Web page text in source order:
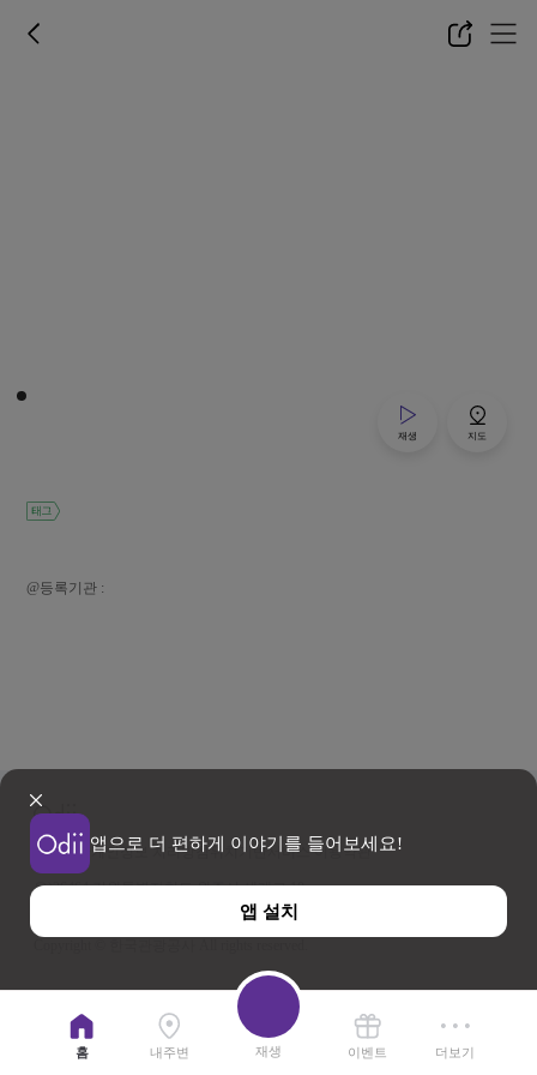
앱으로 더 편하게 이야기를 들어보세요!
앱 설치
재생 지도
태그
@등록기관 :
이용약관 개인정보 처리방침위치기반서비스 이용약관
우)26464 강원특별자치도 원주시 세계로 10
사업자등록번호 202-81-50707 TEL : 033-738-3000
홈 내주변 재생 이벤트 더보기